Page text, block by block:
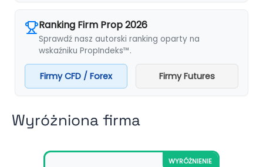
Ranking Firm Prop 2026
Sprawdź nasz autorski ranking oparty na
wskaźniku PropIndeks™.
Firmy CFD / Forex Firmy Futures
Wyróżniona firma
WYRÓŻNIENIE